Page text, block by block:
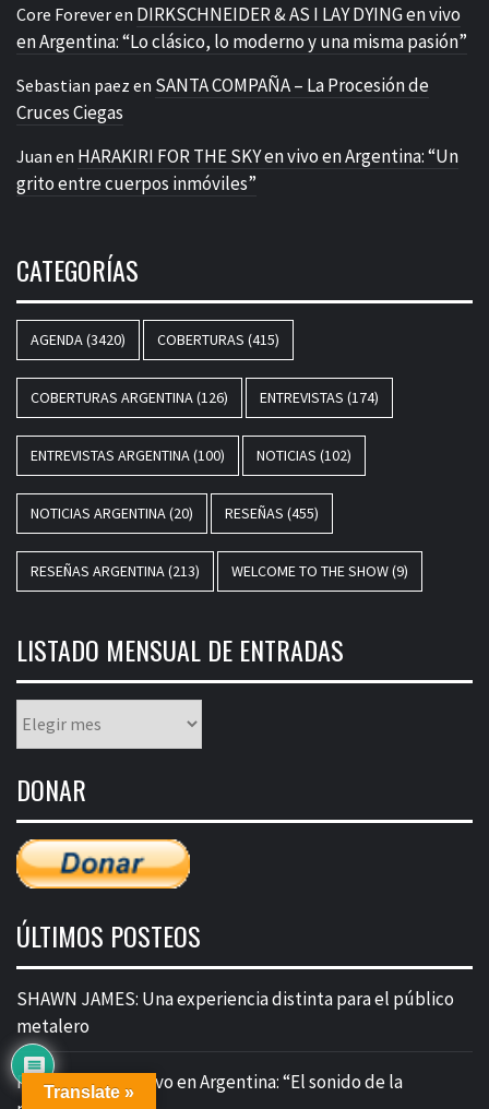
Core Foreveren DIRKSCHNEIDER & AS I LAY DYING en vivo
en Argentina: “Lo clásico, lo moderno y una misma pasión”
Sebastian paez en SANTA COMPAÑA – La Procesión de
Cruces Ciegas
Juan en HARAKIRI FOR THE SKY en vivo en Argentina: “Un
grito entre cuerpos inmóviles”
CATEGORÍAS
AGENDA(3420) COBERTURAS (415)
COBERTURAS ARGENTINA(126) ENTREVISTAS (174)
ENTREVISTAS ARGENTINA(100) NOTICIAS (102)
NOTICIAS ARGENTINA(20) RESEÑAS (455)
RESEÑAS ARGENTINA(213) WELCOME TO THE SHOW(9)
LISTADO MENSUAL DE ENTRADAS
mensual
entradas
DONAR
ÚLTIMOS POSTEOS
SHAWN JAMES: Una experiencia distinta para el público
metalero
PESTILENCE en vivo en Argentina: “El sonido de la
Translate »